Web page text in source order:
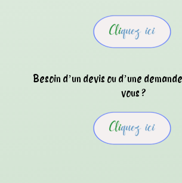
Besoin d’un devis ou d’une
vous ?